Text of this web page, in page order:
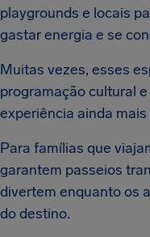
playgrounds e locais
gastar energia e se
Muitas vezes, esses
programação cultural
experiência ainda mais
Para famílias que
garantem passeios
divertem enquanto os
do destino.